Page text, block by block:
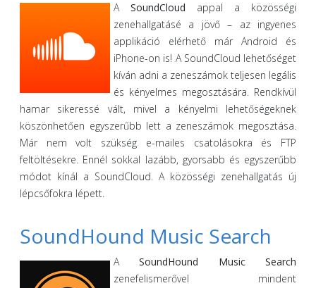
A SoundCloud appal a közösségi
zenehallgatásé a jövő – az ingyenes
applikáció elérhető már Android és
iPhone-on is! A SoundCloud lehetőséget
kíván adni a zeneszámok teljesen legális
és kényelmes megosztására. Rendkívül
hamar sikeressé vált, mivel a kényelmi lehetőségeknek
köszönhetően egyszerűbb lett a zeneszámok megosztása.
Már nem volt szükség e-mailes csatolásokra és FTP
feltöltésekre. Ennél sokkal lazább, gyorsabb és egyszerűbb
módot kínál a SoundCloud. A közösségi zenehallgatás új
lépcsőfokra lépett.
SoundHound Music Search
ASoundHound Music Search
zenefelismerővel mindent